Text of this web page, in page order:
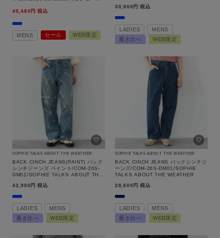
ブランド
40,480
税込
MENS セール WEB限定
30,800 税込
LADIES
MENS
履き比べ
WEB限定
SOPHIE TALKS ABOUT THE WEATHER
BACK CINCH JEANS(PAINT) バック
シンチジーンズ ペイント/COM-26S-
DM02/SOPHIE TALKS ABOUT THE
42,900
税込
LADIES
MENS
履き比べ
WEB限定
SOPHIE TALKS ABOUT THE WEATHER
BACK CINCH JEANS バックシンチジ
ーンズ/COM-26S-DM01/SOPHIE
TALKS ABOUT THE WEATHER
28,600
税込
LADIES
MENS
履き比べ
WEB限定